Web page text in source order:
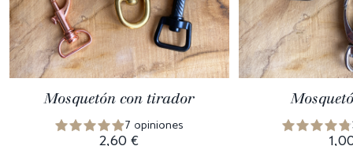
Mosquetón con tirador
7 opiniones
2,60 €